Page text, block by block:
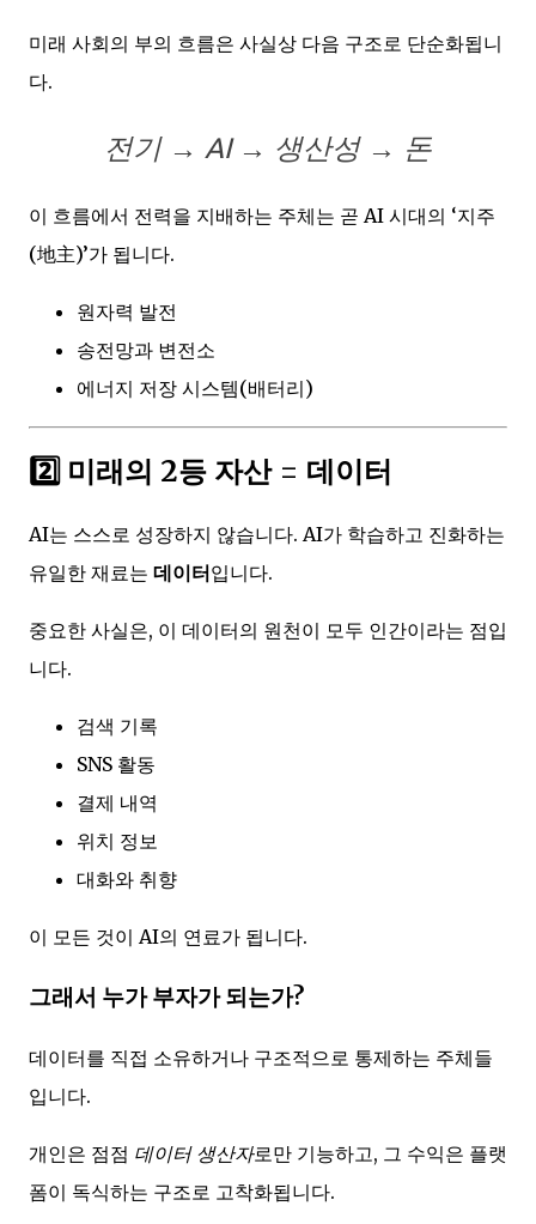
미래 사회의 부의 흐름은 사실상 다음 구조로 단순화됩니
다.
전기 → AI → 생산성 → 돈
이 흐름에서 전력을 지배하는 주체는 곧 AI 시대의 ‘지주
(地主)’가 됩니다.
원자력 발전
송전망과 변전소
에너지 저장 시스템(배터리)
2️⃣ 미래의 2등 자산 = 데이터
AI는 스스로 성장하지 않습니다. AI가 학습하고 진화하는
유일한 재료는 데이터입니다.
중요한 사실은, 이 데이터의 원천이 모두 인간이라는 점입
니다.
검색 기록
SNS 활동
결제 내역
위치 정보
대화와 취향
이 모든 것이 AI의 연료가 됩니다.
그래서 누가 부자가 되는가?
데이터를 직접 소유하거나 구조적으로 통제하는 주체들
입니다.
개인은 점점 데이터 생산자로만 기능하고, 그 수익은 플랫
폼이 독식하는 구조로 고착화됩니다.